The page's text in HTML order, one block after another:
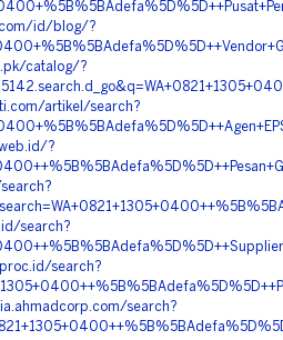
id/blog/?
catalog/?
artikel/search?
?
search?
search?
search?